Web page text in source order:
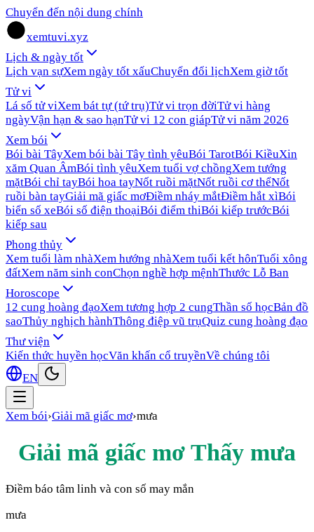
Chuyển đến nội dung chính
xemtuvi.xyz
Lịch & ngày tốt
Lịch vạn sựXem ngày tốt xấuChuyển đổi lịchXem giờ tốt
Tử vi
Lá số tử viXem bát tự (tứ trụ)Tử vi trọn đờiTử vi hàng
ngàyVận hạn & sao hạnTử vi 12 con giápTử vi năm 2026
Xem bói
Bói bài TâyXem bói bài Tây tình yêuBói TarotBói KiềuXin
xăm Quan ÂmBói tình yêuXem tuổi vợ chồngXem tướng
mặtBói chỉ tayBói hoa tayNốt ruồi mặtNốt ruồi cơ thểNốt
ruồi bàn tayGiải mã giấc mơĐiềm nháy mắtĐiềm hắt xìBói
biển số xeBói số điện thoạiBói điểm thiBói kiếp trướcBói
kiếp sau
Phong thủy
Xem tuổi làm nhàXem hướng nhàXem tuổi kết hônTuổi xông
đấtXem năm sinh conChọn nghề hợp mệnhThước Lỗ Ban
Horoscope
12 cung hoàng đạoXem tương hợp 2 cungThần số họcBản đồ
saoThủy nghịch hànhThông điệp vũ trụQuiz cung hoàng đạo
Thư viện
Kiến thức huyền họcVăn khấn cổ truyềnVề chúng tôi
EN
Xem bói›Giải mã giấc mơ›mưa
Giải mã giấc mơ Thấy mưa
Điềm báo tâm linh và con số may mắn
mưa